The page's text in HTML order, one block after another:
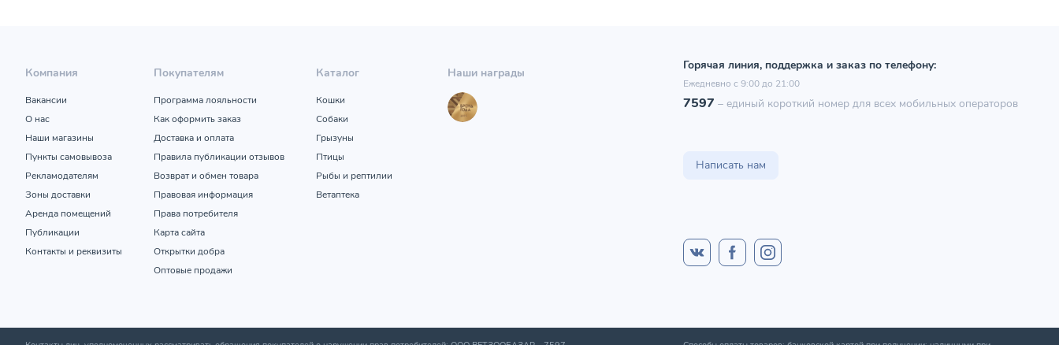
Горячая линия, поддержка и заказ по телефону:
Ежедневно с 9:00 до 21:00
7597 – единый короткий номер для всех мобильных операторов
Написать нам
Компания
Вакансии
О нас
Наши магазины
Пункты самовывоза
Рекламодателям
Зоны доставки
Аренда помещений
Публикации
Контакты и реквизиты
Покупателям
Программа лояльности
Как оформить заказ
Доставка и оплата
Правила публикации отзывов
Возврат и обмен товара
Правовая информация
Права потребителя
Карта сайта
Открытки добра
Оптовые продажи
Каталог
Кошки
Собаки
Грызуны
Птицы
Рыбы и рептилии
Ветаптека
Наши награды